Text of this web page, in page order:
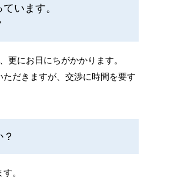
います。
更にお日にちがかかります。
だきますが、交渉に時間を要す
。